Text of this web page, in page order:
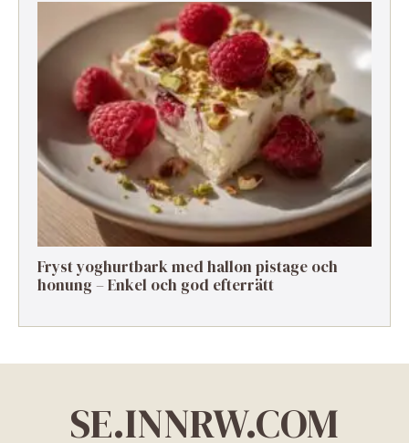
Fryst yoghurtbark med hallon pistage och
honung – Enkel och god efterrätt
SE.INNRW.COM